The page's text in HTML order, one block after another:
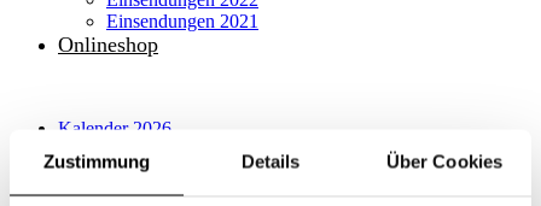
Zustimmung Details Über Cookies
Einsendungen 2021
Onlineshop
Kalender 2026
Fotowalks
Fotowettbewerb
Der Wettbewerb